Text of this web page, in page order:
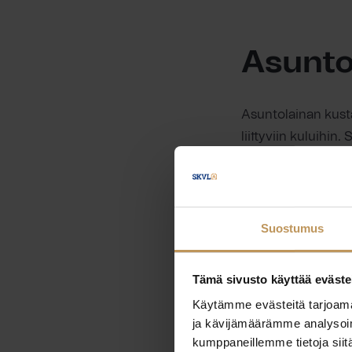
Suostumus
Tämä sivusto käyttää
Käytämme evästeitä
ja kävijämäärämme
kumppaneillemme tietoja
Asuntolainan
liittyviin kuluihin.
Todellinen
rahoitetaan
asiakaskohtainen